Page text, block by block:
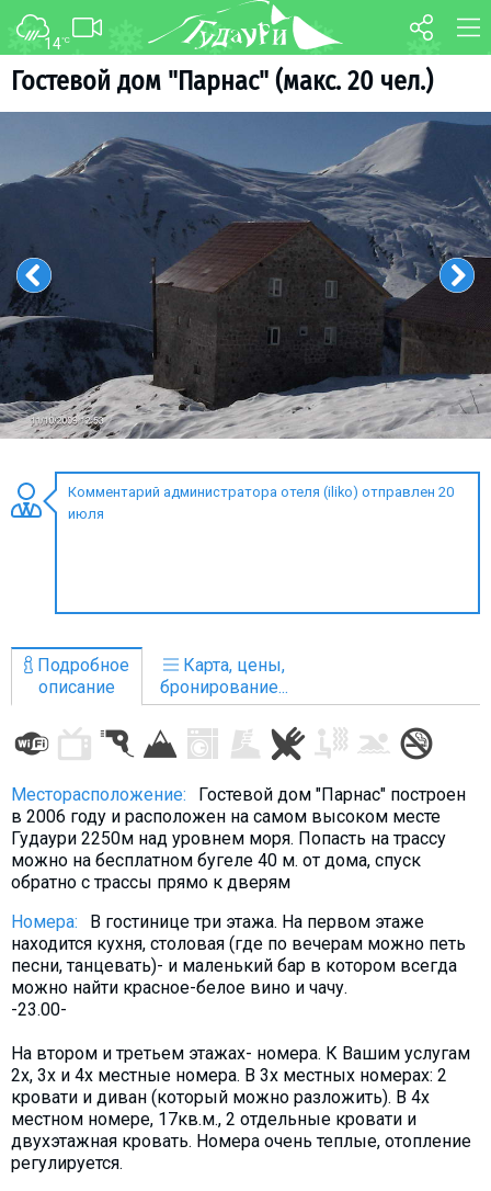
14°C
Гостевой дом "Парнас" (макс. 20 чел.)
Комментарий администратора отеля (iliko) отправлен 20
июля
Подробное
описание
Карта, цены,
бронирование...
Месторасположение:
Гостевой дом "Парнас" построен
в 2006 году и расположен на самом высоком месте
Гудаури 2250м над уровнем моря. Попасть на трассу
можно на бесплатном бугеле 40 м. от дома, спуск
обратно с трассы прямо к дверям
Номера:
В гостинице три этажа. На первом этаже
находится кухня, столовая (где по вечерам можно петь
песни, танцевать)- и маленький бар в котором всегда
можно найти красное-белое вино и чачу.
-23.00-
На втором и третьем этажах- номера. К Вашим услугам
2х, 3х и 4х местные номера. В 3х местных номерах: 2
кровати и диван (который можно разложить). В 4х
местном номере, 17кв.м., 2 отдельные кровати и
двухэтажная кровать. Номера очень теплые, отопление
регулируется.
ФОРУМ КАРТА
ТРАНСФЕР
О курорте
Схема трасс
Ски-пасс
Инструкторы
Ски-сервис
Дети в Гудаури
Развлечения
Календарь событий
Гудаури
INFO
ПРОЖИВАНИЕ
Квартиры
Коттеджи
%
Горячие предложения
Казбеги
Другое
ГРУЗИЯ
О Грузии
Визы и Документы
Что пить?
Мобильная связь
Галерея
Отчеты
Безопасность